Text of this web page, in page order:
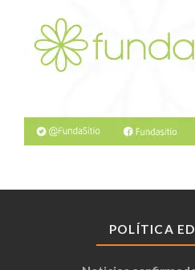
POLÍTICA